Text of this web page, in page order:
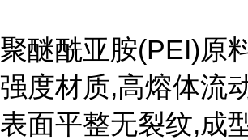
聚醚酰亚胺(PEI)原
强度材质,高熔体流
表面平整无裂纹,成